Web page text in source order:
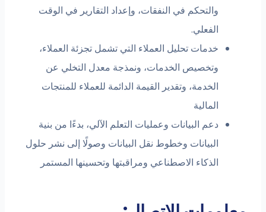
والتحكم في النفقات، وإعداد التقارير في الوقت
الفعلي.
خدمات تحليل العملاء التي تشمل تجزئة العملاء،
وتخصيص الخدمات، ونمذجة معدل التخلي عن
الخدمة، وتقدير القيمة الدائمة للعملاء للمنتجات
المالية
دعم البيانات وعمليات التعلم الآلي، بدءًا من بنية
البيانات وخطوط نقل البيانات وصولًا إلى نشر حلول
الذكاء الاصطناعي ومراقبتها وتحسينها المستمر